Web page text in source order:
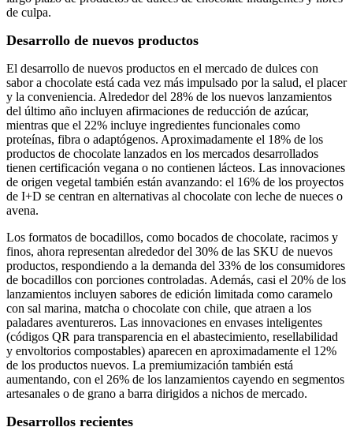
de culpa.
Desarrollo de nuevos productos
El desarrollo de nuevos productos en el mercado de dulces con
sabor a chocolate está cada vez más impulsado por la salud, el placer
y la conveniencia. Alrededor del 28% de los nuevos lanzamientos
del último año incluyen afirmaciones de reducción de azúcar,
mientras que el 22% incluye ingredientes funcionales como
proteínas, fibra o adaptógenos. Aproximadamente el 18% de los
productos de chocolate lanzados en los mercados desarrollados
tienen certificación vegana o no contienen lácteos. Las innovaciones
de origen vegetal también están avanzando: el 16% de los proyectos
de I+D se centran en alternativas al chocolate con leche de nueces o
avena.
Los formatos de bocadillos, como bocados de chocolate, racimos y
finos, ahora representan alrededor del 30% de las SKU de nuevos
productos, respondiendo a la demanda del 33% de los consumidores
de bocadillos con porciones controladas. Además, casi el 20% de los
lanzamientos incluyen sabores de edición limitada como caramelo
con sal marina, matcha o chocolate con chile, que atraen a los
paladares aventureros. Las innovaciones en envases inteligentes
(códigos QR para transparencia en el abastecimiento, resellabilidad
y envoltorios compostables) aparecen en aproximadamente el 12%
de los productos nuevos. La premiumización también está
aumentando, con el 26% de los lanzamientos cayendo en segmentos
artesanales o de grano a barra dirigidos a nichos de mercado.
Desarrollos recientes